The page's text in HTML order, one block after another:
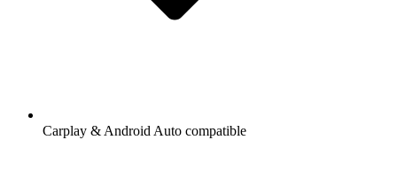
Carplay & Android Auto compatible